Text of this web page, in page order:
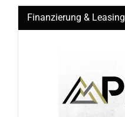
Finanzierung & Leasing